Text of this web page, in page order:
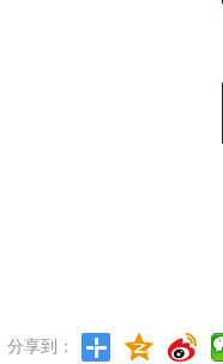
分享到：